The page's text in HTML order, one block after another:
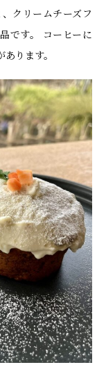
クリームチーズフ
です。 コーヒーに
ります。